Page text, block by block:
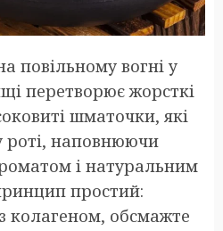
повільному вогні у
перетворює жорсткі
шматочки, які
роті, наповнюючи
і натуральним
простий:
колагеном, обсмажте